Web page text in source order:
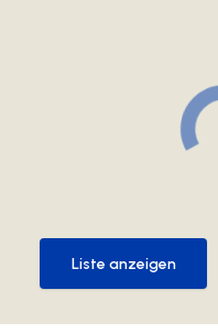
Liste anzeigen
Liste anzeigen